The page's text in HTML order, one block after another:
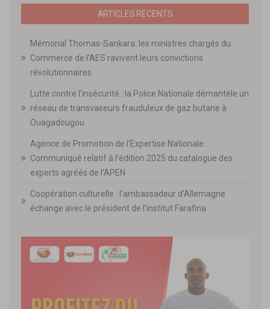
ARTICLES RECENTS
Mémorial Thomas-Sankara: les ministres chargés du
Commerce de l’AES ravivent leurs convictions
révolutionnaires
Lutte contre l’insécurité : la Police Nationale démantèle un
réseau de transvaseurs frauduleux de gaz butane à
Ouagadougou
Agence de Promotion de l’Expertise Nationale :
Communiqué relatif à l’édition 2025 du catalogue des
experts agréés de l’APEN
Coopération culturelle : l’ambassadeur d’Allemagne
échange avec le président de l’institut Farafina